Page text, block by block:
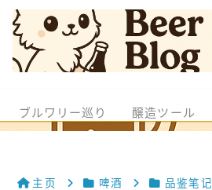
ブルワリー巡り 醸造ツール
主页 啤酒 品鉴笔记